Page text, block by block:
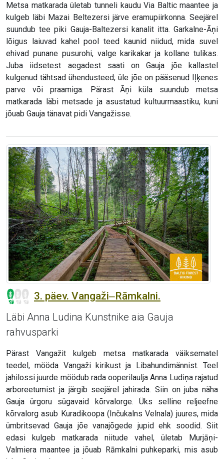
Metsa matkarada ületab tunneli kaudu Via Baltic maantee ja
kulgeb läbi Mazai Beltezersi järve eramupiirkonna. Seejärel
suundub tee piki Gauja-Baltezersi kanalit itta. Garkalne-Āņi
lõigus laiuvad kahel pool teed kaunid niidud, mida suvel
ehivad punane pusurohi, valge karikakar ja kollane tulikas.
Juba iidsetest aegadest saati on Gauja jõe kallastel
kulgenud tähtsad ühendusteed; üle jõe on pääsenud Iļķenes
parve või praamiga. Pärast Āņi küla suundub metsa
matkarada läbi metsade ja asustatud kultuurmaastiku, kuni
jõuab Gauja tänavat pidi Vangažisse.
3. päev. Vangaži‒Rāmkalni.
Läbi Anna Ludina Kunstnike aia Gauja
rahvusparki
Pärast Vangažit kulgeb metsa matkarada väiksematel
teedel, mööda Vangaži kirikust ja Libahundimännist. Teel
jahilossi juurde möödub rada ooperilaulja Anna Ludiņa rajatud
arboreetumist ja järgib seejärel jahirada. Siin on juba näha
Gauja ürgoru sügavaid kõrvalorge. Üks selline reljeefne
kõrvalorg asub Kuradikoopa (Inčukalns Velnala) juures, mida
ümbritsevad Gauja jõe vanajõgede jupid ehk soodid. Siit
edasi kulgeb matkarada niitude vahel, ületab Murjāņi-
Valmiera maantee ja jõuab Rāmkalni puhkeparki, mis asub